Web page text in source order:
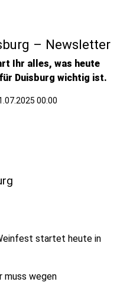
– Newsletter
Ihr alles, was heute
Duisburg wichtig ist.
00:00
startet heute in
muss wegen